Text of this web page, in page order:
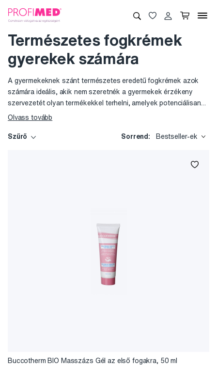
Természetes fogkrémek
gyerekek számára
A gyermekeknek szánt természetes eredetű fogkrémek azok
számára ideális, akik nem szeretnék a gyermekek érzékeny
szervezetét olyan termékekkel terhelni, amelyek potenciálisan
veszélyes anyagokat tartalmaznak. Olyan természetes eredetű
vagy fluorid, a természetes összetevők ugyanakkor részben
Olvass tovább
Szűrő Sorrend: Bestseller-ek
Buccotherm BIO Masszázs Gél az első fogakra, 50 ml